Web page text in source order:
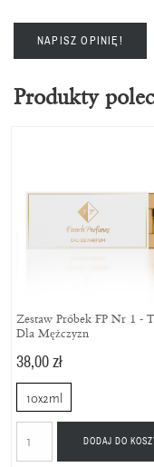
NAPISZ OPINIĘ!
Produkty
Zestaw Próbek FP Nr 1 -
Dla Mężczyzn
38,00 zł
10x2ml
DODAJ DO